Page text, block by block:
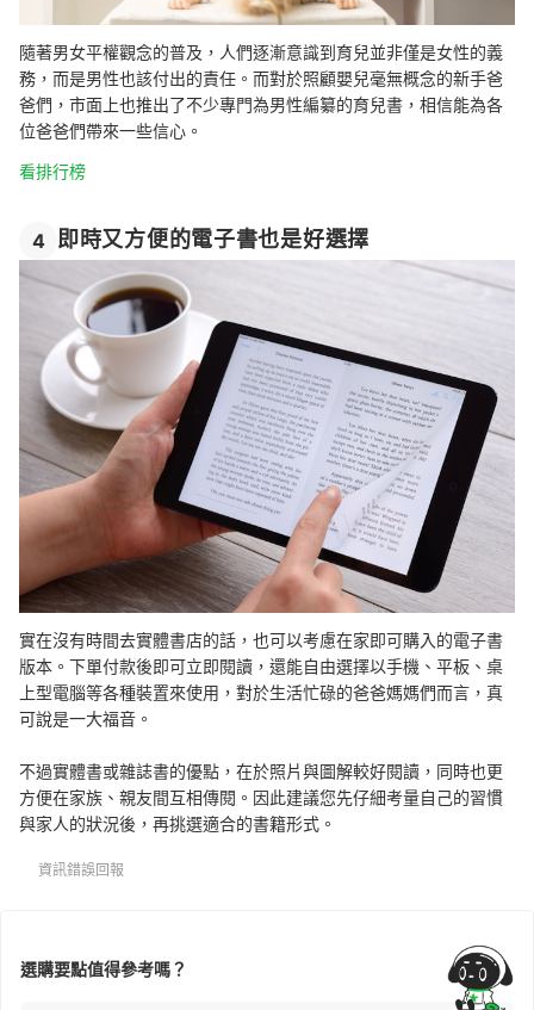
隨著男女平權觀念的普及，人們逐漸意識到育兒並非僅是女性的義
務，而是男性也該付出的責任。而對於照顧嬰兒毫無概念的新手爸
爸們，市面上也推出了不少專門為男性編纂的育兒書，相信能為各
位爸爸們帶來一些信心。
看排行榜
4 即時又方便的電子書也是好選擇
實在沒有時間去實體書店的話，也可以考慮在家即可購入的電子書
版本。下單付款後即可立即閱讀，還能自由選擇以手機、平板、桌
上型電腦等各種裝置來使用，對於生活忙碌的爸爸媽媽們而言，真
可說是一大福音。
不過實體書或雜誌書的優點，在於照片與圖解較好閱讀，同時也更
方便在家族、親友間互相傳閱。因此建議您先仔細考量自己的習慣
與家人的狀況後，再挑選適合的書籍形式。
資訊錯誤回報
選購要點值得參考嗎？